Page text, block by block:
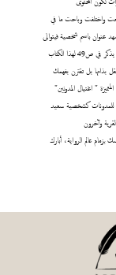
واختلفت وباحت ما في
عنوان باسم شخصية فيتوالى
البوح والسرد والتواصل بدفع الآحداث ناهيك عن تسطير مفردات الكتاب الام كما يذكر في ص49 لهذا الكتاب
بذاتها بل تقترن بفهمك
المتميزة " اغتيال المدونين"
للمدونات كشخصية سعيد
وآخرون
عالم الرواية، أبارك